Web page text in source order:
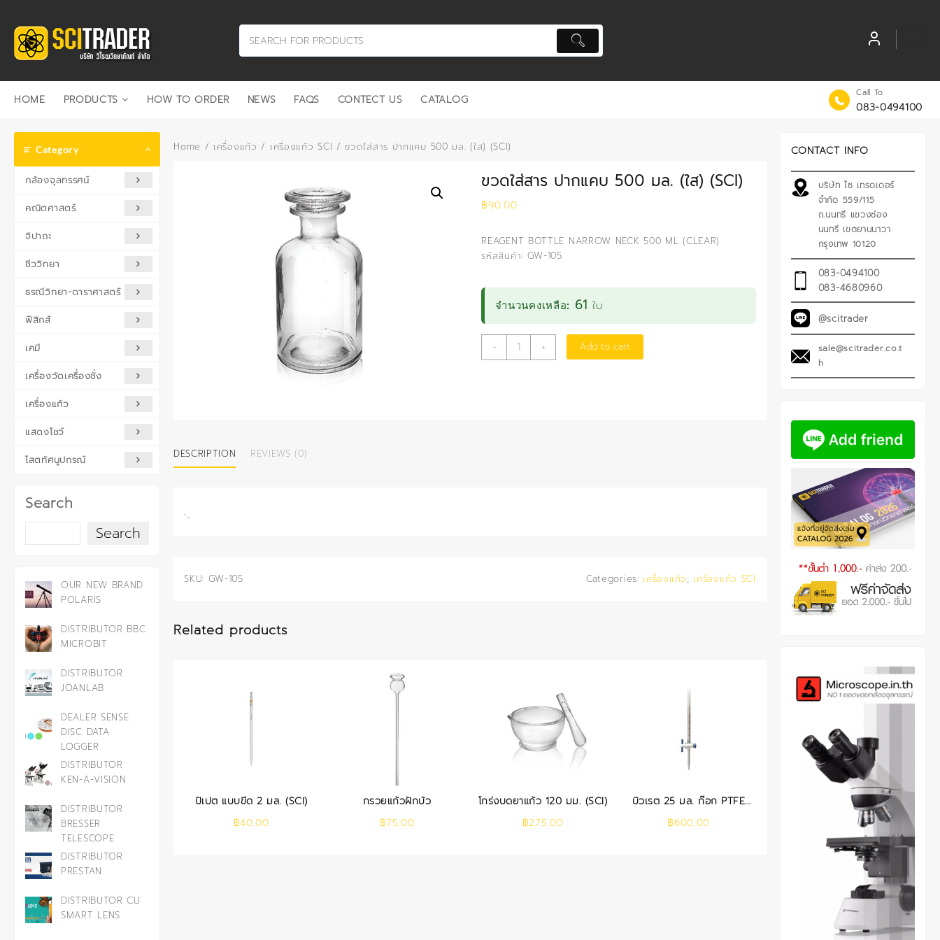
content
HOME PRODUCTS HOW TO ORDER NEWS FAQS CONTECT US CATALOG Call To
083-0494100
Category
กล้องจุลทรรศน์
คณิตศาสตร์
จิปาถะ
ชีววิทยา
ธรณีวิทยา-ดาราศาสตร์
ฟิสิกส์
เคมี
เครื่องวัดเครื่องชั่ง
เครื่องแก้ว
แสดงโชว์
โสตทัศนูปกรณ์
Search
Search
OUR NEW BRAND
POLARIS
DISTRIBUTOR BBC
MICROBIT
DISTRIBUTOR
JOANLAB
DEALER SENSE
DISC DATA
LOGGER
DISTRIBUTOR
KEN-A-VISION
DISTRIBUTOR
BRESSER
TELESCOPE
DISTRIBUTOR
PRESTAN
DISTRIBUTOR CU
SMART LENS
Home / เครื่องแก้ว / เครื่องแก้ว SCI / ขวดใส่สาร ปากแคบ 500 มล. (ใส) (SCI)
ขวดใส่สาร ปากแคบ 500 มล. (ใส) (SCI)
฿90.00
REAGENT BOTTLE NARROW NECK 500 ML (CLEAR)
รหัสสินค้า: GW-105
จำนวนคงเหลือ: 61 ใบ
-
ขวด
ใส่
+ Add to cart
DESCRIPTION REVIEWS (0)
‘-
SKU: GW-105 Categories: เครื่องแก้ว, เครื่องแก้ว SCI
Related products
ปิเปต แบบขีด 2 มล. (SCI)
฿40.00
กรวยแก้วฝักบัว
฿75.00
โกร่งบดยาแก้ว 120 มม. (SCI)
฿275.00
บิวเรต 25 มล. ก๊อก PTFE
(SCI)
฿600.00
CONTACT INFO
บริษัท ไซ เทรดเดอร์
จำกัด 559/115
ถ.นนทรี แขวงช่อง
นนทรี เขตยานนาวา
กรุงเทพ 10120
083-0494100
083-4680960
@scitrader
sale@scitrader.co.t
h